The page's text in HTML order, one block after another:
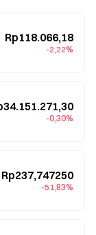
Rp118.066,18
-2,22%
-0,30%
Rp237,747250
-51,83%